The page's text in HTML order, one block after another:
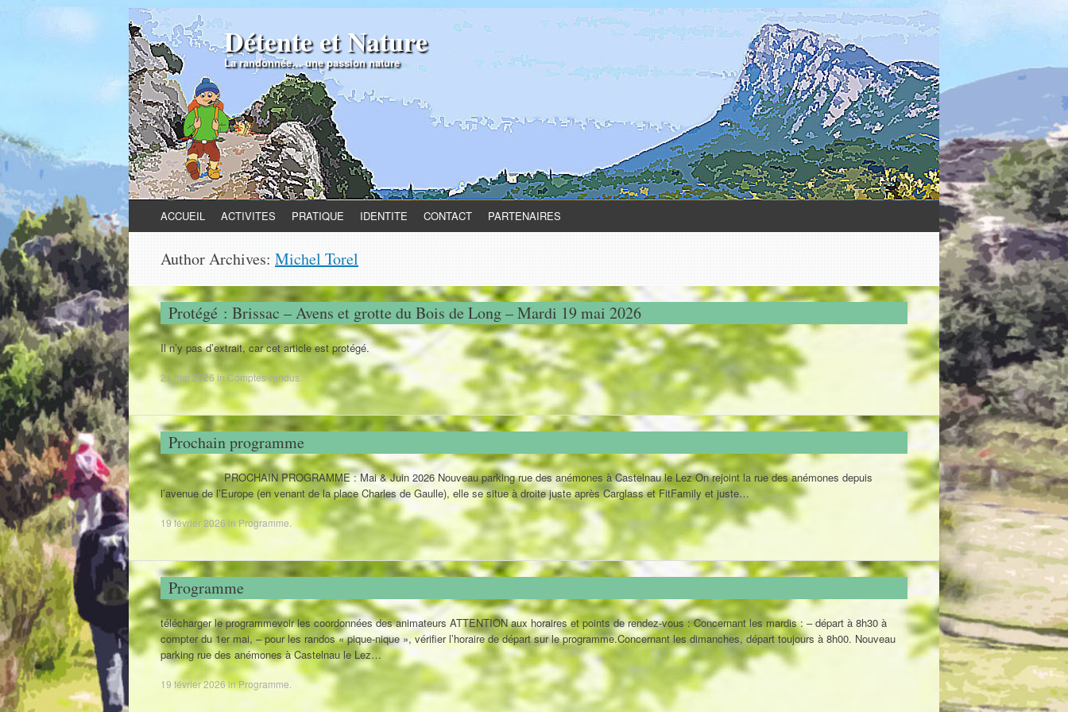
Détente et Nature
La randonnée… une passion nature
Skip to content
ACCUEIL ACTIVITES PRATIQUE IDENTITE CONTACT PARTENAIRES
Author Archives: Michel Torel
Protégé : Brissac – Avens et grotte du Bois de Long – Mardi 19 mai 2026
Il n’y pas d’extrait, car cet article est protégé.
21 mai 2026 in Comptes-rendus.
Prochain programme
PROCHAIN PROGRAMME : Mai & Juin 2026 Nouveau parking rue des anémones à Castelnau le Lez On rejoint la rue des anémones depuis
l’avenue de l’Europe (en venant de la place Charles de Gaulle), elle se situe à droite juste après Carglass et FitFamily et juste…
19 février 2026 in Programme
Programme
télécharger le programmevoir les coordonnées des animateurs ATTENTION aux horaires et points de rendez-vous : Concernant les mardis : – départ à 8h30 à
compter du 1er mai, – pour les randos « pique-nique », vérifier l’horaire de départ sur le programme.Concernant les dimanches, départ toujours à 8h00. Nouveau
parking rue des anémones à Castelnau le Lez…
19 février 2026inProgramme